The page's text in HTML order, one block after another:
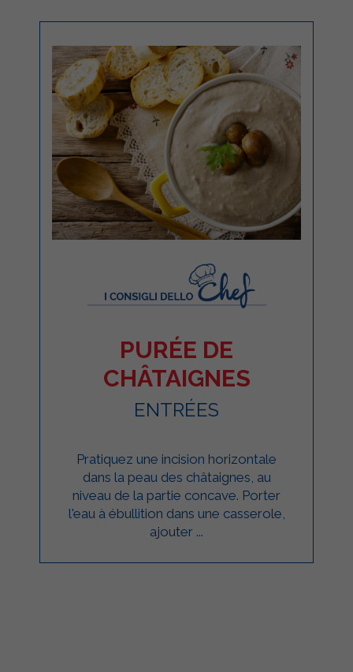
PURÉE DE
CHÂTAIGNES
ENTRÉES
Pratiquez une incision horizontale
dans la peau des châtaignes, au
niveau de la partie concave. Porter
l'eau à ébullition dans une casserole,
ajouter ...